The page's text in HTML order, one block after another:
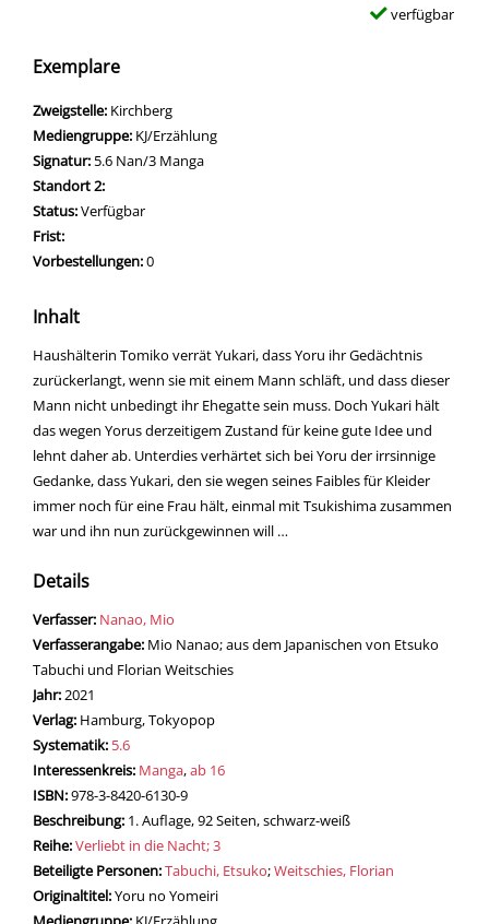
verfügbar
Exemplare
Zweigstelle: Kirchberg
Mediengruppe: KJ/Erzählung
Signatur: 5.6 Nan/3 Manga
Standort 2:
Status:Verfügbar
Frist:
Vorbestellungen:0
Inhalt
Haushälterin Tomiko verrät Yukari, dass Yoru ihr Gedächtnis
zurückerlangt, wenn sie mit einem Mann schläft, und dass dieser
Mann nicht unbedingt ihr Ehegatte sein muss. Doch Yukari hält
das wegen Yorus derzeitigem Zustand für keine gute Idee und
lehnt daher ab. Unterdies verhärtet sich bei Yoru der irrsinnige
Gedanke, dass Yukari, den sie wegen seines Faibles für Kleider
immer noch für eine Frau hält, einmal mit Tsukishima zusammen
war und ihn nun zurückgewinnen will …
Details
Verfasser: Suche nach diesem Verfasser
Nanao, Mio
Verfasserangabe: Mio Nanao; aus dem Japanischen von Etsuko
Tabuchi und Florian Weitschies
Jahr: 2021
Verlag: Hamburg, Tokyopop
opens in new tab
Diesen Link in neuem Tab öffnen
Systematik: Suche nach dieser Systematik
5.6
Interessenkreis: Suche nach diesem Interessenskreis
Manga,ab 16
ISBN:978-3-8420-6130-9
Beschreibung: 1. Auflage, 92 Seiten, schwarz-weiß
Reihe:Verliebt in die Nacht; 3
Beteiligte Personen:Suche nach dieser Beteiligten Person
Tabuchi, Etsuko;Weitschies, Florian
Originaltitel:Yoru no Yomeiri